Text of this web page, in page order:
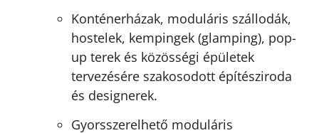
Konténerházak, moduláris szállodák,
hostelek, kempingek (glamping), pop-
up terek és közösségi épületek
tervezésére szakosodott építésziroda
és designerek.
Gyorsszerelhető moduláris